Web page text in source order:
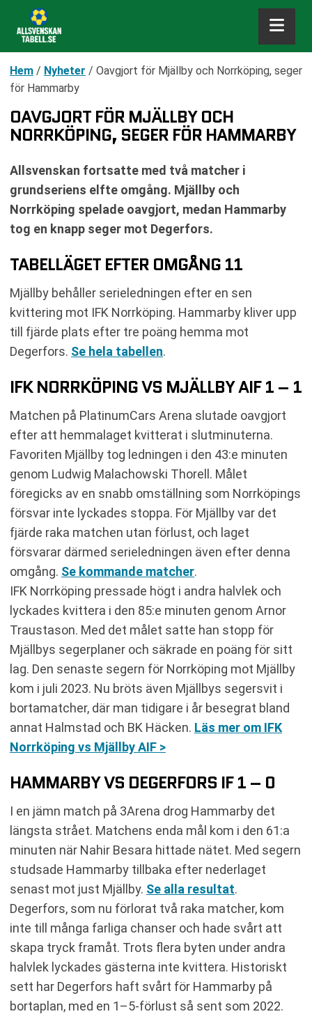
Hem / Nyheter / Oavgjort för Mjällby och Norrköping, seger
för Hammarby
OAVGJORT FÖR MJÄLLBY OCH
NORRKÖPING, SEGER FÖR HAMMARBY
Allsvenskan fortsatte med två matcher i
grundseriens elfte omgång. Mjällby och
Norrköping spelade oavgjort, medan Hammarby
tog en knapp seger mot Degerfors.
TABELLÄGET EFTER OMGÅNG 11
Mjällby behåller serieledningen efter en sen
kvittering mot IFK Norrköping. Hammarby kliver upp
till fjärde plats efter tre poäng hemma mot
Degerfors. Se hela tabellen.
IFK NORRKÖPING VS MJÄLLBY AIF 1 – 1
Matchen på PlatinumCars Arena slutade oavgjort
efter att hemmalaget kvitterat i slutminuterna.
Favoriten Mjällby tog ledningen i den 43:e minuten
genom Ludwig Malachowski Thorell. Målet
föregicks av en snabb omställning som Norrköpings
försvar inte lyckades stoppa. För Mjällby var det
fjärde raka matchen utan förlust, och laget
försvarar därmed serieledningen även efter denna
omgång. Se kommande matcher.
IFK Norrköping pressade högt i andra halvlek och
lyckades kvittera i den 85:e minuten genom Arnor
Traustason. Med det målet satte han stopp för
Mjällbys segerplaner och säkrade en poäng för sitt
lag. Den senaste segern för Norrköping mot Mjällby
kom i juli 2023. Nu bröts även Mjällbys segersvit i
bortamatcher, där man tidigare i år besegrat bland
annat Halmstad och BK Häcken. Läs mer om IFK
Norrköping vs Mjällby AIF >
HAMMARBY VS DEGERFORS IF 1 – 0
I en jämn match på 3Arena drog Hammarby det
längsta strået. Matchens enda mål kom i den 61:a
minuten när Nahir Besara hittade nätet. Med segern
studsade Hammarby tillbaka efter nederlaget
senast mot just Mjällby. Se alla resultat.
Degerfors, som nu förlorat två raka matcher, kom
inte till många farliga chanser och hade svårt att
skapa tryck framåt. Trots flera byten under andra
halvlek lyckades gästerna inte kvittera. Historiskt
sett har Degerfors haft svårt för Hammarby på
bortaplan, med en 1–5-förlust så sent som 2022.